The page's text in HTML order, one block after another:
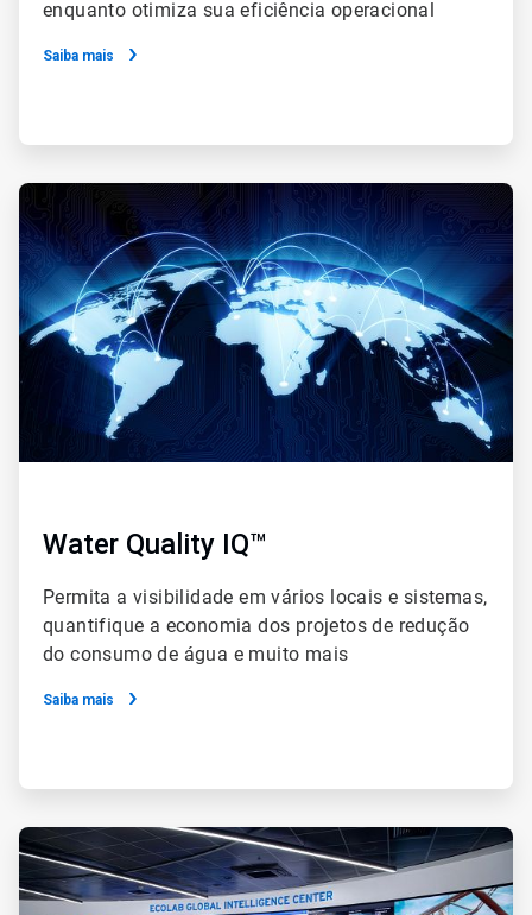
enquanto otimiza sua eficiência operacional
Saiba mais
ArticleTile
2
de
4
Water Quality IQ™
Permita a visibilidade em vários locais e sistemas,
quantifique a economia dos projetos de redução
do consumo de água e muito mais
Saiba mais
ArticleTile
3
de
4